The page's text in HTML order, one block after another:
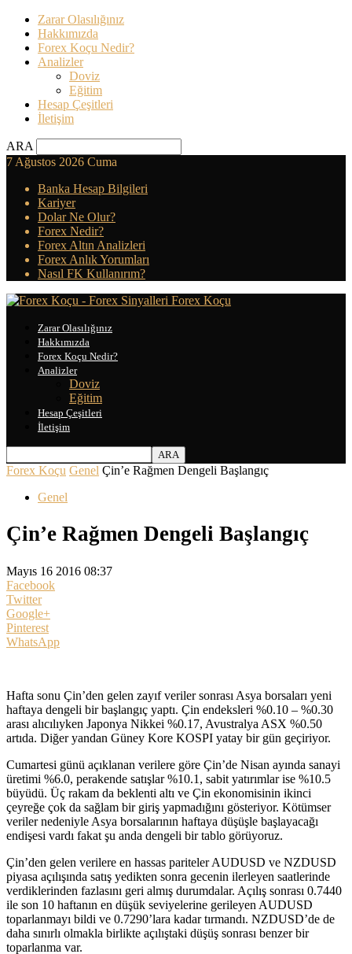
Zarar Olasılığınız
Hakkımızda
Forex Koçu Nedir?
Analizler
Doviz
Eğitim
Hesap Çeşitleri
İletişim
ARA
7 Ağustos 2026 Cuma
Banka Hesap Bilgileri
Kariyer
Dolar Ne Olur?
Forex Nedir?
Forex Altın Analizleri
Forex Anlık Yorumları
Nasıl FK Kullanırım?
Forex Koçu
Zarar Olasılığınız
Hakkımızda
Forex Koçu Nedir?
Analizler
Doviz
Eğitim
Hesap Çeşitleri
İletişim
Forex Koçu Genel Çin’e Rağmen Dengeli Başlangıç
Genel
Çin’e Rağmen Dengeli Başlangıç
Mayıs 16 2016 08:37
Facebook
Twitter
Google+
Pinterest
WhatsApp
Hafta sonu Çin’den gelen zayıf veriler sonrası Asya borsaları yeni
haftaya dengeli bir başlangıç yaptı. Çin endeksleri %0.10 – %0.30
arası alıcılıyken Japonya Nikkei %0.17, Avustralya ASX %0.50
artıda. Diğer yandan Güney Kore KOSPI yatay bir gün geçiriyor.
Cumartesi günü açıklanan verilere göre Çin’de Nisan ayında sanayi
üretimi %6.0, perakende satışlar %10.1, sabit yatırımlar ise %10.5
büyüdü. Üç rakam da beklenti altı ve Çin ekonomisinin ikinci
çeyreğe çok da sağlam bir giriş yapmadığını gösteriyor. Kötümser
veriler nedeniyle Asya borsalarının haftaya düşüşle başlayacağı
endişesi vardı fakat şu anda dengeli bir tablo görüyoruz.
Çin’den gelen verilere en hassas pariteler AUDUSD ve NZDUSD
piyasa açılışında satış yedikten sonra gecenin ilerleyen saatlerinde
verdiklerinden fazlasını geri almış durumdalar. Açılış sonrası 0.7440
ile son 10 haftanın en düşük seviyelerine gerileyen AUDUSD
toparlanmayı bildi ve 0.7290’lara kadar tırmandı. NZDUSD’de de
daha sınırlı olmakla birlikte açılıştaki düşüş sonrası benzer bir
toparlanma var.